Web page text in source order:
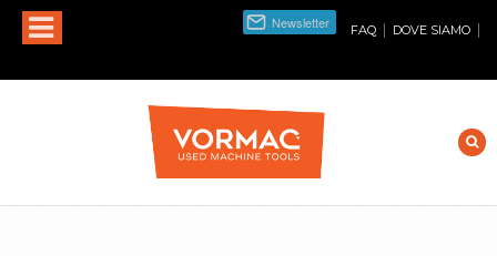
FAQ | DOVE SIAMO |